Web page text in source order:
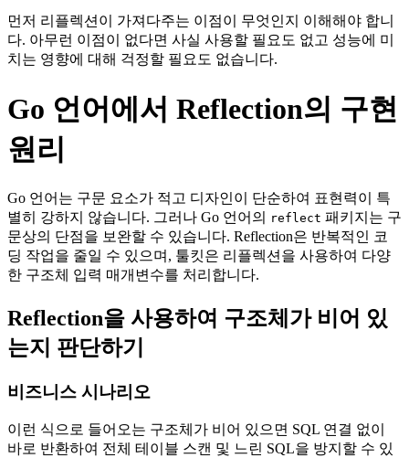
먼저 리플렉션이 가져다주는 이점이 무엇인지 이해해야 합니
다. 아무런 이점이 없다면 사실 사용할 필요도 없고 성능에 미
치는 영향에 대해 걱정할 필요도 없습니다.
Go 언어에서 Reflection의 구현
원리
Go 언어는 구문 요소가 적고 디자인이 단순하여 표현력이 특
별히 강하지 않습니다. 그러나 Go 언어의
reflect 패키지는 구
문상의 단점을 보완할 수 있습니다. Reflection은 반복적인 코
딩 작업을 줄일 수 있으며, 툴킷은 리플렉션을 사용하여 다양
한 구조체 입력 매개변수를 처리합니다.
Reflection을 사용하여 구조체가 비어 있
는지 판단하기
비즈니스 시나리오
이런 식으로 들어오는 구조체가 비어 있으면 SQL 연결 없이
바로 반환하여 전체 테이블 스캔 및 느린 SQL을 방지할 수 있